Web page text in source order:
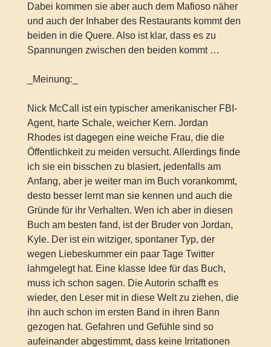
Dabei kommen sie aber auch dem Mafioso näher
und auch der Inhaber des Restaurants kommt den
beiden in die Quere. Also ist klar, dass es zu
Spannungen zwischen den beiden kommt …
_Meinung:_
Nick McCall ist ein typischer amerikanischer FBI-
Agent, harte Schale, weicher Kern. Jordan
Rhodes ist dagegen eine weiche Frau, die die
Öffentlichkeit zu meiden versucht. Allerdings finde
ich sie ein bisschen zu blasiert, jedenfalls am
Anfang, aber je weiter man im Buch vorankommt,
desto besser lernt man sie kennen und auch die
Gründe für ihr Verhalten. Wen ich aber in diesen
Buch am besten fand, ist der Bruder von Jordan,
Kyle. Der ist ein witziger, spontaner Typ, der
wegen Liebeskummer ein paar Tage Twitter
lahmgelegt hat. Eine klasse Idee für das Buch,
muss ich schon sagen. Die Autorin schafft es
wieder, den Leser mit in diese Welt zu ziehen, die
ihn auch schon im ersten Band in ihren Bann
gezogen hat. Gefahren und Gefühle sind so
aufeinander abgestimmt, dass keine Irritationen